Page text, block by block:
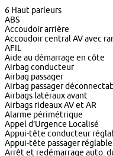
6 Haut parleurs
ABS
Accoudoir arrière
Accoudoir central AV avec
AFIL
Aide au démarrage en côte
Airbag conducteur
Airbag passager
Airbag passager
Airbags latéraux avant
Airbags rideaux AV et AR
Alarme périmétrique
Appel d’Urgence Localisé
Appui-tête conducteur
Appui-tête passager
Arrêt et redémarrage auto.